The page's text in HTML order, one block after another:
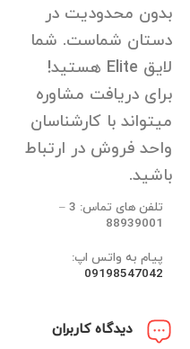
بدون محدودیت در
دستان شماست. شما
لایق Elite هستید!
برای دریافت مشاوره
میتواند با کارشناسان
واحد فروش در ارتباط
باشید.
تلفن های تماس: 3 –
88939001
پیام به واتس اپ:
09198547042
دیدگاه کاربران